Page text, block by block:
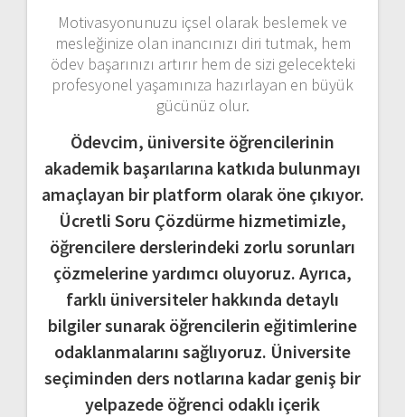
Motivasyonunuzu içsel olarak beslemek ve
mesleğinize olan inancınızı diri tutmak, hem
ödev başarınızı artırır hem de sizi gelecekteki
profesyonel yaşamınıza hazırlayan en büyük
gücünüz olur.
Ödevcim, üniversite öğrencilerinin
akademik başarılarına katkıda bulunmayı
amaçlayan bir platform olarak öne çıkıyor.
Ücretli Soru Çözdürme hizmetimizle,
öğrencilere derslerindeki zorlu sorunları
çözmelerine yardımcı oluyoruz. Ayrıca,
farklı üniversiteler hakkında detaylı
bilgiler sunarak öğrencilerin eğitimlerine
odaklanmalarını sağlıyoruz. Üniversite
seçiminden ders notlarına kadar geniş bir
yelpazede öğrenci odaklı içerik